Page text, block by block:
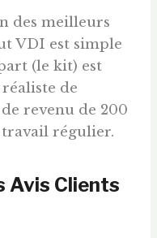
des meilleurs
VDI est simple
(le kit) est
de
revenu de 200
travail régulier.
Avis Clients